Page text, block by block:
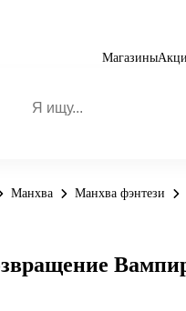
Магазины
Манхва Манхва фэнтези